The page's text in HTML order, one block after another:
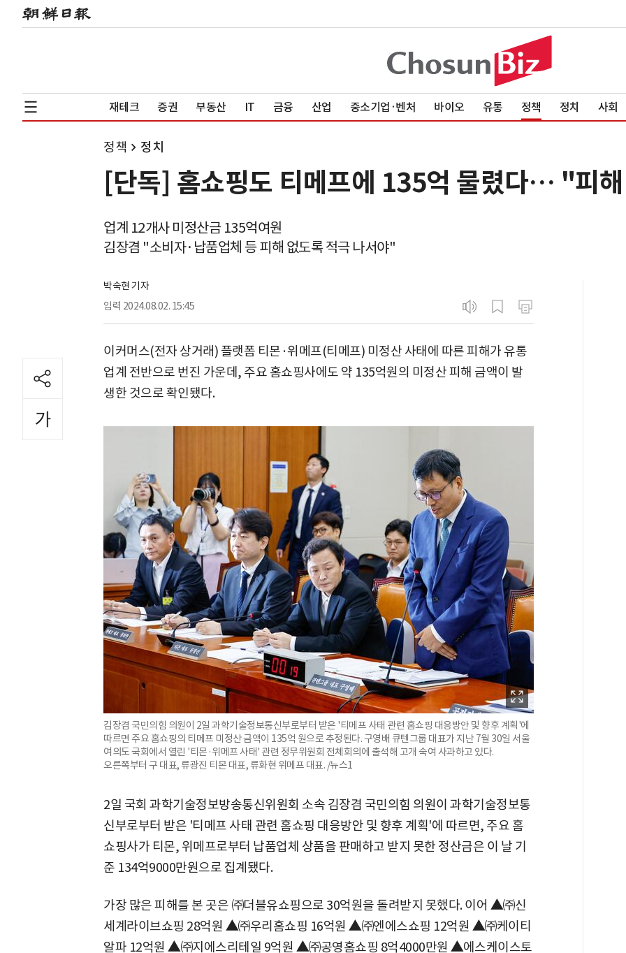
재테크 증권 부동산 IT 금융 산업 중소기업·벤처 바이오 유통 정책 정치 사회
정책 정치
[단독] 홈쇼핑도 티메프에 135억 물렸다… "피
업계 12개사 미정산금 135억여원
김장겸 "소비자·납품업체 등 피해 없도록 적극 나서야"
박숙현 기자
입력 2024.08.02. 15:45
이커머스(전자 상거래) 플랫폼 티몬·위메프(티메프) 미정산 사태에 따른 피해가 유통
업계 전반으로 번진 가운데, 주요 홈쇼핑사에도 약 135억원의 미정산 피해 금액이 발
생한 것으로 확인됐다.
김장겸 국민의힘 의원이 2일 과학기술정보통신부로부터 받은 '티메프 사태 관련 홈쇼핑 대응방안 및 향후 계획'에
따르면 주요 홈쇼핑의 티메프 미정산 금액이 135억 원으로 추정된다. 구영배 큐텐그룹 대표가 지난 7월 30일 서울
여의도 국회에서 열린 '티몬·위메프 사태' 관련 정무위원회 전체회의에 출석해 고개 숙여 사과하고 있다.
오른쪽부터 구 대표, 류광진 티몬 대표, 류화현 위메프 대표. /뉴스1
2일 국회 과학기술정보방송통신위원회 소속 김장겸 국민의힘 의원이 과학기술정보통
신부로부터 받은 '티메프 사태 관련 홈쇼핑 대응방안 및 향후 계획'에 따르면, 주요 홈
쇼핑사가 티몬, 위메프로부터 납품업체 상품을 판매하고 받지 못한 정산금은 이 날 기
준 134억9000만원으로 집계됐다.
가장 많은 피해를 본 곳은 ㈜더블유쇼핑으로 30억원을 돌려받지 못했다. 이어 ▲㈜신
세계라이브쇼핑 28억원 ▲㈜우리홈쇼핑 16억원 ▲㈜엔에스쇼핑 12억원 ▲㈜케이티
알파 12억원 ▲㈜지에스리테일 9억원 ▲㈜공영홈쇼핑 8억4000만원 ▲에스케이스토